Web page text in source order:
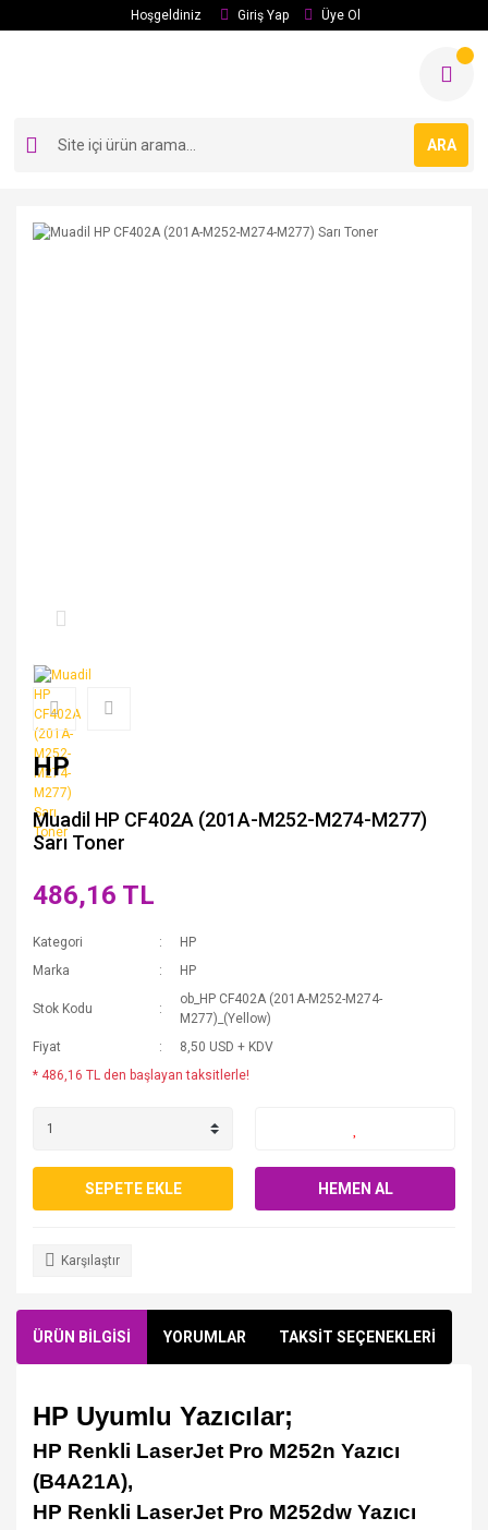
Hoşgeldiniz Giriş Yap Üye Ol
ARA
HP
Muadil HP CF402A (201A-M252-M274-M277)
Sarı Toner
486,16 TL
Kategori
HP
Marka
HP
Stok Kodu
ob_HP CF402A (201A-M252-M274-
M277)_(Yellow)
Fiyat
8,50 USD + KDV
* 486,16 TL den başlayan taksitlerle!
SEPETE EKLE HEMEN AL
Karşılaştır
ÜRÜN BİLGİSİ YORUMLAR TAKSİT SEÇENEKLERİ
HP Uyumlu Yazıcılar;
HP Renkli LaserJet Pro M252n Yazıcı
(B4A21A),
HP Renkli LaserJet Pro M252dw Yazıcı